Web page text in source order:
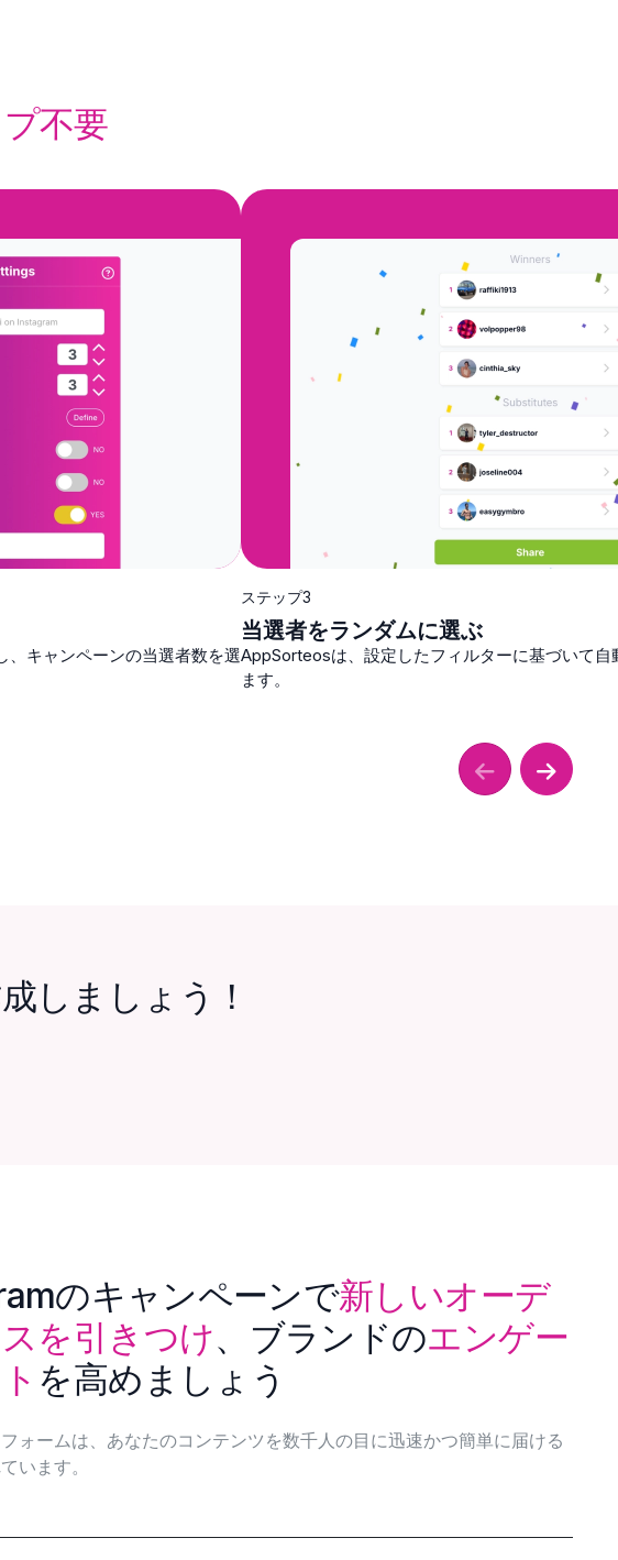
不要
、キャンペーンの当選者数を選
ステップ3
当選者をランダムに選ぶ
AppSorteosは、設定したフィルターに基づいて自
ます。
しましょう！
のキャンペーンで新しいオーデ
を引きつけ、ブランドのエンゲー
を高めましょう
ォームは、あなたのコンテンツを数千人の目に迅速かつ簡単に届ける
います。